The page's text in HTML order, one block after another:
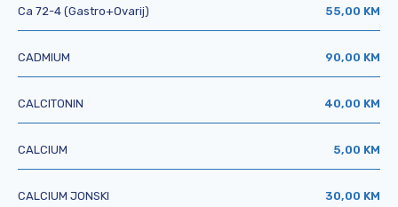
Ca 72-4 (Gastro+Ovarij) 55,00 KM
CADMIUM 90,00 KM
CALCITONIN 40,00 KM
CALCIUM 5,00 KM
CALCIUM JONSKI 30,00 KM